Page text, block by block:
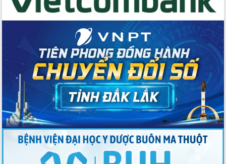
hai con số trong năm 2026
Tổ chức trang trọng Lễ hội Đền thờ
Lương Văn Chánh năm 2026
Phó Bí thư Tỉnh ủy Đắk Lắk Đỗ Hữu
Huy giữ chức Bí thư Đảng ủy Ủy Ban
Nhân dân tỉnh
Bệnh án điện tử thúc đẩy chuyển đổi
số y tế tại Đắk Lắk
Chuyển đổi số thư viện: Mở rộng
không gian tri thức trong thời đại số
Đánh giá, rút kinh nghiệm công tác tổ
chức diễn tập trước ngày bầu cử
Chương trình “Gặp gỡ hữu nghị –
Friendship Meeting New Year 2026”